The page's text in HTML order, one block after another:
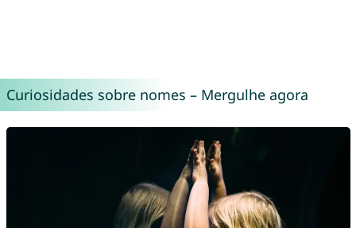
Curiosidades sobre nomes – Mergulhe agora